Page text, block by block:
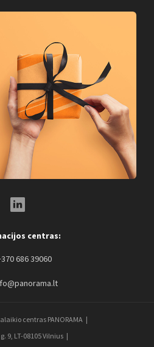
centras:
686 39060
centras PANORAMA
9, LT-08105 Vilnius